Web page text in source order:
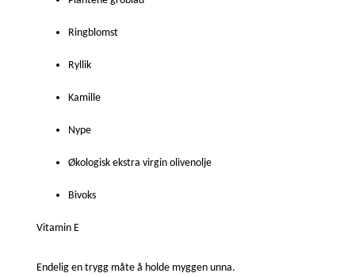
Ringblomst
Ryllik
Kamille
Nype
Økologisk ekstra virgin olivenolje
Bivoks
Vitamin E
Endelig en trygg måte å holde myggen unna.